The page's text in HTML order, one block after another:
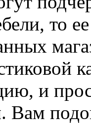
то
и
Вам